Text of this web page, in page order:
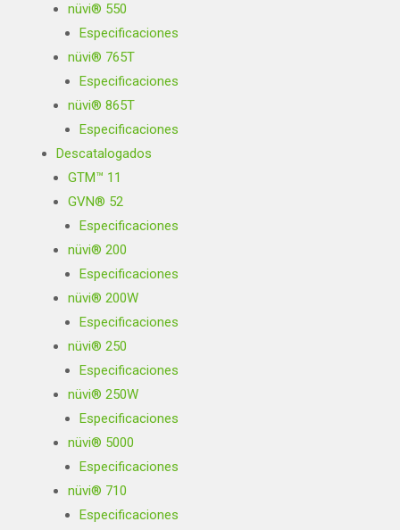
nüvi® 550
Especificaciones
nüvi® 765T
Especificaciones
nüvi® 865T
Especificaciones
Descatalogados
GTM™ 11
GVN® 52
Especificaciones
nüvi® 200
Especificaciones
nüvi® 200W
Especificaciones
nüvi® 250
Especificaciones
nüvi® 250W
Especificaciones
nüvi® 5000
Especificaciones
nüvi® 710
Especificaciones